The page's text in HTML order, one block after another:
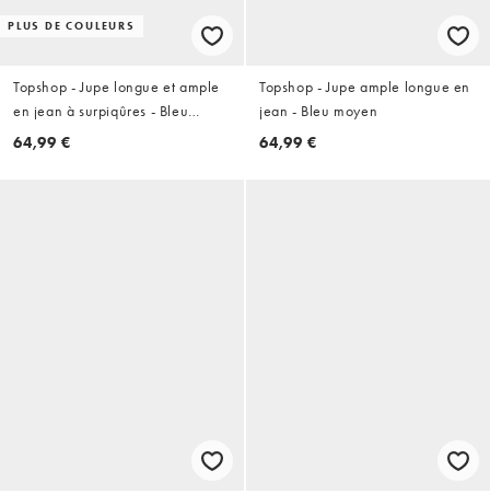
PLUS DE COULEURS
Topshop - Jupe longue et ample
en jean à surpiqûres - Bleu
délavé et écru
64,99 €
Topshop - Jupe ample longue en
jean - Bleu moyen
64,99 €